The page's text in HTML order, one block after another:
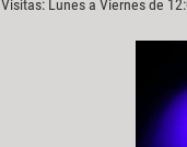
Visitas: Lunes a Viernes de